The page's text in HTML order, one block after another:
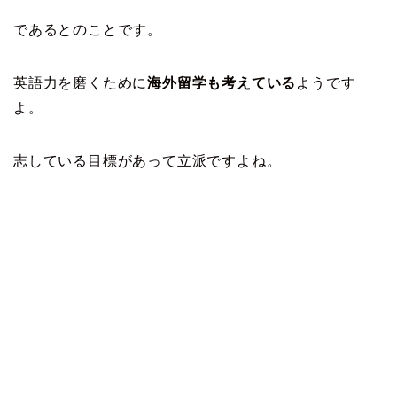
であるとのことです。
英語力を磨くために海外留学も考えている ようです
よ。
志している目標があって立派ですよね。